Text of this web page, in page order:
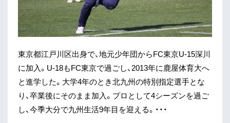
東京都江戸川区出身で、地元少年団からFC東京U-15深川
に加入。U-18もFC東京で過ごし、2013年に鹿屋体育大へ
と進学した。大学4年のとき北九州の特別指定選手とな
り、卒業後にそのまま加入。プロとして4シーズンを過ご
し、今季大分で九州生活9年目を迎える。・・・